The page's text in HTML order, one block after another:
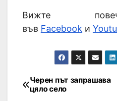
Вижте
във Facebook и
Черен път запрашава
цяло село